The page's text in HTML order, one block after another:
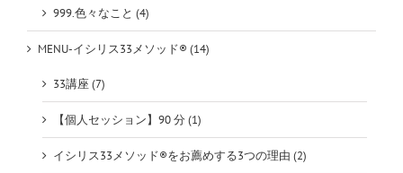
999.色々なこと (4)
MENU-イシリス33メソッド® (14)
33講座 (7)
【個人セッション】90 分 (1)
イシリス33メソッド®をお薦めする3つの理由 (2)